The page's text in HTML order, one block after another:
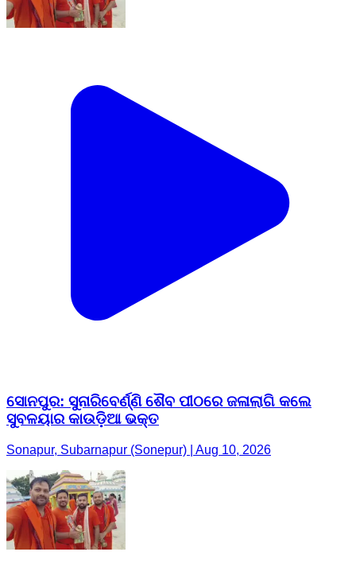
ସୋନପୁର: ସୁନାରିବେର୍ଣ୍ଣି ଶୈବ ପୀଠରେ ଜଳାଲାଗି କଲେ
ସୁବଳୟାର କାଉଡ଼ିଆ ଭକ୍ତ
Sonapur, Subarnapur (Sonepur) | Aug 10, 2026